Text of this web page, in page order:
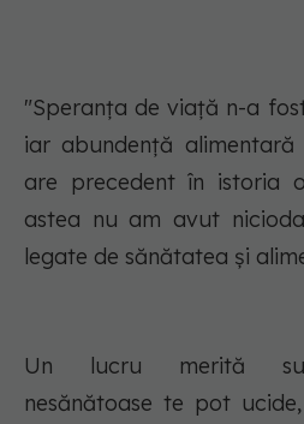
"Speranța de viață n-a
iar abundență
are precedent în istoria
astea nu am avut
legate de sănătatea și
Un lucru merită
nesănătoase te pot